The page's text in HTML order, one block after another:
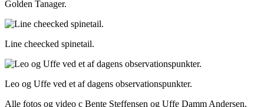
Golden Tanager.
Line cheecked spinetail.
Leo og Uffe ved et af dagens observationspunkter.
Alle fotos og video c Bente Steffensen og Uffe Damm Andersen,